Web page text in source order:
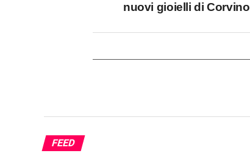
nuovi gioielli di Corvino
FEED